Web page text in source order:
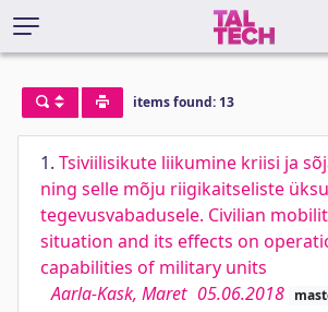
items found: 13
1. Tsiviilisikute liikumine kriisi ja
ning selle mõju riigikaitseliste
tegevusvabadusele. Civilian
situation and its effects on
capabilities of military units
Aarla-Kask, Maret 05.06.2018